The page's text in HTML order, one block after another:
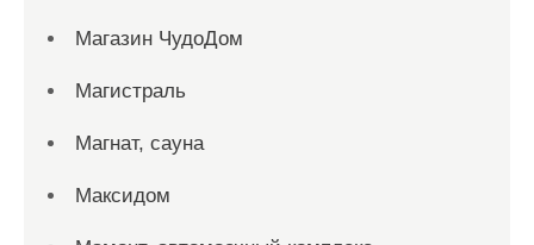
Магазин ЧудоДом
Магистраль
Магнат, сауна
Максидом